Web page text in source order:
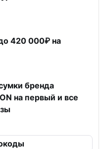
420 000₽ на
бренда
на первый и все